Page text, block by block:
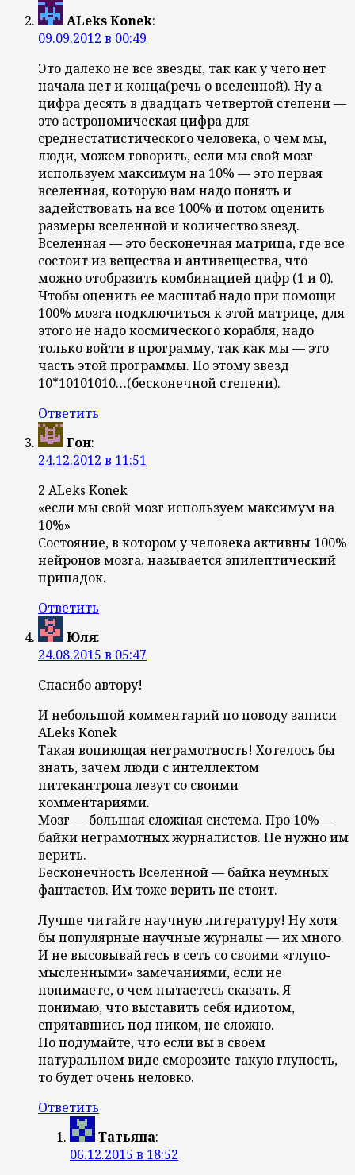
ALeks Konek:
09.09.2012 в 00:49
Это далеко не все звезды, так как у чего нет
начала нет и конца(речь о вселенной). Ну а
цифра десять в двадцать четвертой степени —
это астрономическая цифра для
среднестатистического человека, о чем мы,
люди, можем говорить, если мы свой мозг
используем максимум на 10% — это первая
вселенная, которую нам надо понять и
задействовать на все 100% и потом оценить
размеры вселенной и количество звезд.
Вселенная — это бесконечная матрица, где все
состоит из вещества и антивещества, что
можно отобразить комбинацией цифр (1 и 0).
Чтобы оценить ее масштаб надо при помощи
100% мозга подключиться к этой матрице, для
этого не надо космического корабля, надо
только войти в программу, так как мы — это
часть этой программы. По этому звезд
10*10101010…(бесконечной степени).
Ответить
Гон:
24.12.2012 в 11:51
2 ALeks Konek
«если мы свой мозг используем максимум на
10%»
Состояние, в котором у человека активны 100%
нейронов мозга, называется эпилептический
припадок.
Ответить
Юля:
24.08.2015 в 05:47
Спасибо автору!
И небольшой комментарий по поводу записи
ALeks Konek
Такая вопиющая неграмотность! Хотелось бы
знать, зачем люди с интеллектом
питекантропа лезут со своими
комментариями.
Мозг — большая сложная система. Про 10% —
байки неграмотных журналистов. Не нужно им
верить.
Бесконечность Вселенной — байка неумных
фантастов. Им тоже верить не стоит.
Лучше читайте научную литературу! Ну хотя
бы популярные научные журналы — их много.
И не высовывайтесь в сеть со своими «глупо-
мысленными» замечаниями, если не
понимаете, о чем пытаетесь сказать. Я
понимаю, что выставить себя идиотом,
спрятавшись под ником, не сложно.
Но подумайте, что если вы в своем
натуральном виде сморозите такую глупость,
то будет очень неловко.
Ответить
Татьяна:
06.12.2015 в 18:52